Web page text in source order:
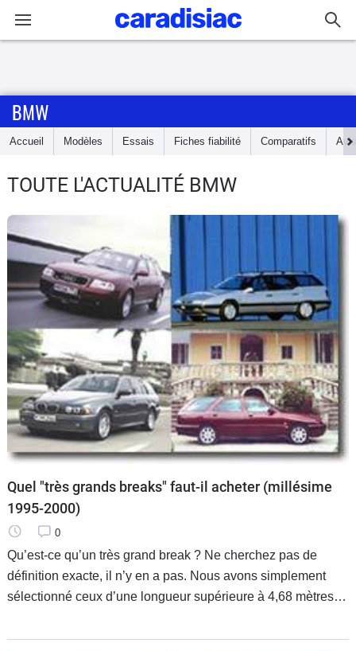
Accueil
Essais
Guide
d'achat
Electriques
Utilitaires
Flottes
Auto
Services
Moto
Marques
BMW
Accueil Modèles Essais Fiches fiabilité Comparatifs Avis
TOUTE L'ACTUALITÉ BMW
Quel "très grands breaks" faut-il acheter (millésime
1995-2000)
0
Qu’est-ce qu’un très grand break ? Ne cherchez pas de
définition exacte, il n’y en a pas. Nous avons simplement
sélectionné ceux d’une longueur supérieure à 4,68 mètres
modèle à l’autre, certains jouant les déménageurs, d’autres